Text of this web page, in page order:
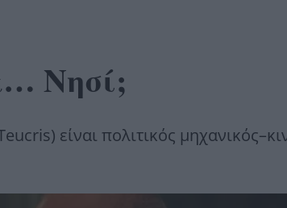
Νησί;
είναι πολιτικός